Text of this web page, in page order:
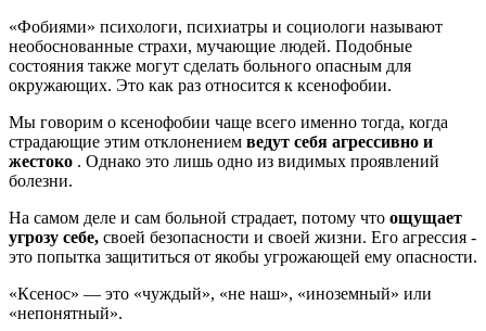
«Фобиями» психологи, психиатры и социологи называют
необоснованные страхи, мучающие людей. Подобные
состояния также могут сделать больного опасным для
окружающих. Это как раз относится к ксенофобии.
Мы говорим о ксенофобии чаще всего именно тогда, когда
страдающие этим отклонением ведут себя агрессивно и
жестоко . Однако это лишь одно из видимых проявлений
болезни.
На самом деле и сам больной страдает, потому что ощущает
угрозу себе, своей безопасности и своей жизни. Его агрессия -
это попытка защититься от якобы угрожающей ему опасности.
«Ксенос» — это «чуждый», «не наш», «иноземный» или
«непонятный».